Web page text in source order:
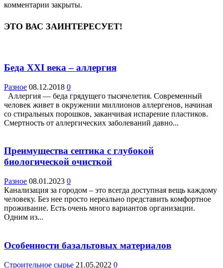
комментарии закрыты.
ЭТО ВАС ЗАИНТЕРЕСУЕТ!
Беда XXI века – аллергия
Разное 08.12.2018 0
Аллергия — беда грядущего тысячелетия. Современный
человек живет в окружении миллионов аллергенов, начиная
со стиральных порошков, заканчивая испарение пластиков.
Смертность от аллергических заболеваний давно...
Преимущества септика с глубокой
биологической очисткой
Разное 08.01.2023 0
Канализация за городом – это всегда доступная вещь каждому
человеку. Без нее просто нереально представить комфортное
проживание. Есть очень много вариантов организации.
Одним из...
Особенности базальтовых материалов
Строительное сырье 21.05.2022 0